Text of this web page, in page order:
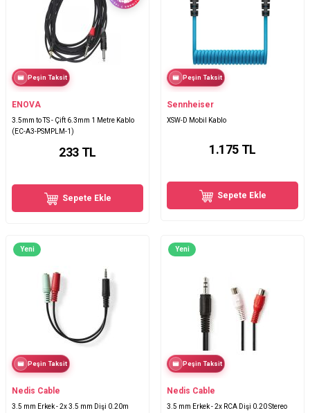
Peşin Taksit
ENOVA
3.5mm to TS - Çift 6.3mm 1 Metre Kablo
(EC-A3-PSMPLM-1)
233 TL
Sepete Ekle
Peşin Taksit
Sennheiser
XSW-D Mobil Kablo
1.175 TL
Sepete Ekle
Yeni
Peşin Taksit
Nedis Cable
3.5 mm Erkek - 2x 3.5 mm Dişi 0.20m
Yeni
Peşin Taksit
Nedis Cable
3.5 mm Erkek - 2x RCA Dişi 0.20 Stereo